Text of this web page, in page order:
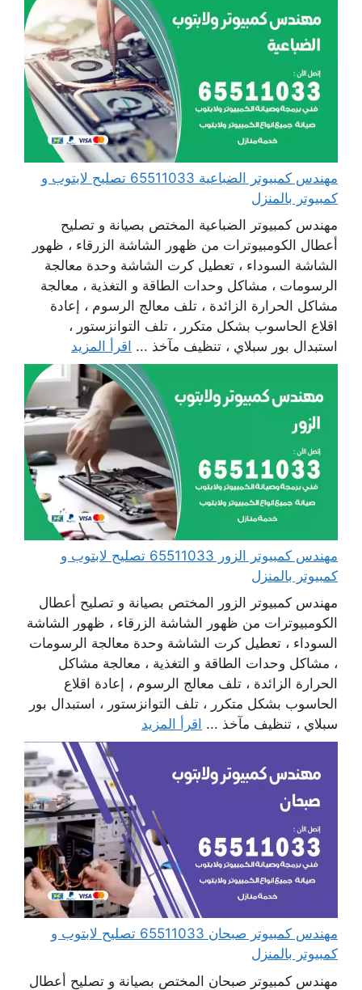
مهندس كمبيوتر الضباعية 65511033 تصليح لابتوب و
كمبيوتر بالمنزل
مهندس كمبيوتر الضباعية المختص بصيانة و تصليح
أعطال الكومبيوترات من ظهور الشاشة الزرقاء ، ظهور
الشاشة السوداء ، تعطيل كرت الشاشة وحدة معالجة
الرسومات ، مشاكل وحدات الطاقة و التغذية ، معالجة
مشاكل الحرارة الزائدة ، تلف معالج الرسوم ، إعادة
اقلاع الحاسوب بشكل متكرر ، تلف التوانزستور ،
استبدال بور سبلاي ، تنظيف مآخذ ... اقرأ المزيد
مهندس كمبيوتر الزور 65511033 تصليح لابتوب و
كمبيوتر بالمنزل
مهندس كمبيوتر الزور المختص بصيانة و تصليح أعطال
الكومبيوترات من ظهور الشاشة الزرقاء ، ظهور الشاشة
السوداء ، تعطيل كرت الشاشة وحدة معالجة الرسومات
، مشاكل وحدات الطاقة و التغذية ، معالجة مشاكل
الحرارة الزائدة ، تلف معالج الرسوم ، إعادة اقلاع
الحاسوب بشكل متكرر ، تلف التوانزستور ، استبدال بور
سبلاي ، تنظيف مآخذ ... اقرأ المزيد
مهندس كمبيوتر صبحان 65511033 تصليح لابتوب و
كمبيوتر بالمنزل
مهندس كمبيوتر صبحان المختص بصيانة و تصليح أعطال